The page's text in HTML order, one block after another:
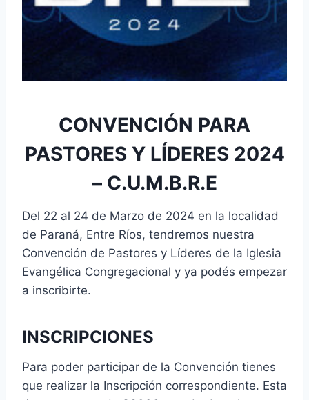
CONVENCIÓN PARA
PASTORES Y LÍDERES 2024
– C.U.M.B.R.E
Del 22 al 24 de Marzo de 2024 en la localidad
de Paraná, Entre Ríos, tendremos nuestra
Convención de Pastores y Líderes de la Iglesia
Evangélica Congregacional y ya podés empezar
a inscribirte.
INSCRIPCIONES
Para poder participar de la Convención tienes
que realizar la Inscripción correspondiente. Esta